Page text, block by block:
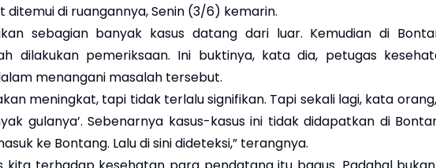
ditemui di ruangannya, Senin (3/6) kemarin.
sebagian banyak kasus datang dari luar. Kemudian di
dilakukan pemeriksaan. Ini buktinya, kata dia, petugas
menangani masalah tersebut.
meningkat, tapi tidak terlalu signifikan. Tapi sekali lagi, kata
gulanya’. Sebenarnya kasus-kasus ini tidak didapatkan di
ke Bontang. Lalu di sini dideteksi,” terangnya.